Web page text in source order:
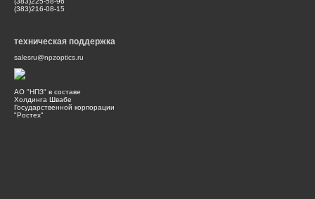
(383)216-08-15
техническая поддержка
salesru@npzoptics.ru
АО "НПЗ" в составе
Холдинга Швабе
Государственной корпорации
"Ростех"